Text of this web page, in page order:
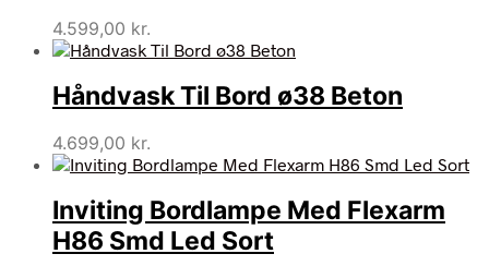
4.599,00 kr.
Håndvask Til Bord ø38 Beton
4.699,00 kr.
Inviting Bordlampe Med Flexarm
H86 Smd Led Sort